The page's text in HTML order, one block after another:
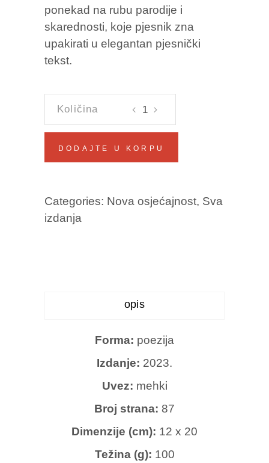
ponekad na rubu parodije i
skarednosti, koje pjesnik zna
upakirati u elegantan pjesnički
tekst.
ZA
JOŠ
Nedim
DODAJTE U KORPU
Categories: Nova osjećajnost, Sva
izdanja
opis
Forma: poezija
Izdanje: 2023.
Uvez: mehki
Broj strana: 87
Dimenzije (cm): 12 x 20
Težina (g): 100